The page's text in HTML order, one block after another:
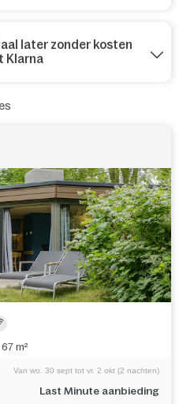
later zonder kosten
Klarna
67 m²
Last Minute aanbieding
Van wo. 30 sept tot vr. 2 okt (2 nachten)